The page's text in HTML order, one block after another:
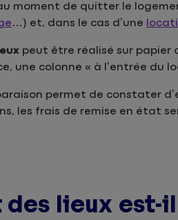
moment de quitter le
…) et, dans le cas d’une
peut être réalisé sur papier
une colonne « à l’entrée du
permet de constater
les frais de remise en état
des lieux